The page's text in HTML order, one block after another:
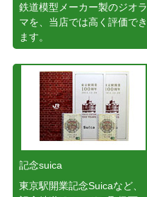
鉄道模型メーカー製のジオラ
マを、当店では高く評価でき
ます。
記念suica
東京駅開業記念Suicaなど、